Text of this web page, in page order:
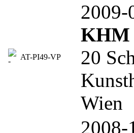
AT-PI49-VP
KHM
20
Wien